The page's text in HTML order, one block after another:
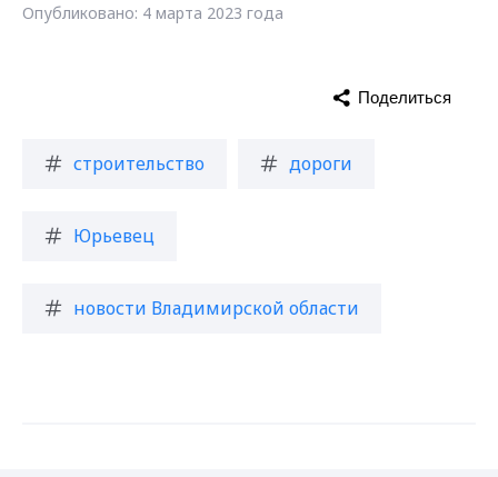
Опубликовано: 4 марта 2023 года
строительство дороги
Юрьевец
новости Владимирской области
Поделиться